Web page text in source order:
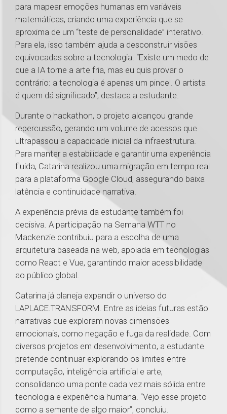
para mapear emoções humanas em variáveis
matemáticas, criando uma experiência que se
aproxima de um “teste de personalidade” interativo.
Para ela, isso também ajuda a desconstruir visões
equivocadas sobre a tecnologia. “Existe um medo de
que a IA torne a arte fria, mas eu quis provar o
contrário: a tecnologia é apenas um pincel. O artista
é quem dá significado”, destaca a estudante.
Durante o hackathon, o projeto alcançou grande
repercussão, gerando um volume de acessos que
ultrapassou a capacidade inicial da infraestrutura.
Para manter a estabilidade e garantir uma experiência
fluida, Catarina realizou uma migração em tempo real
para a plataforma Google Cloud, assegurando baixa
latência e continuidade narrativa.
A experiência prévia da estudante também foi
decisiva. A participação na Semana WTT no
Mackenzie contribuiu para a escolha de uma
arquitetura baseada na web, apoiada em tecnologias
como React e Vue, garantindo maior acessibilidade
ao público global.
Catarina já planeja expandir o universo do
LAPLACE.TRANSFORM. Entre as ideias futuras estão
narrativas que exploram novas dimensões
emocionais, como negação e fuga da realidade. Com
diversos projetos em desenvolvimento, a estudante
pretende continuar explorando os limites entre
computação, inteligência artificial e arte,
consolidando uma ponte cada vez mais sólida entre
tecnologia e experiência humana. “Vejo esse projeto
como a semente de algo maior”, concluiu.